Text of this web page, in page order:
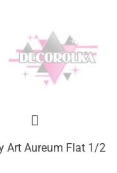
Art Aureum Flat 1/2